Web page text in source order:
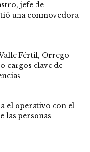
jefe de
una conmovedora
Fértil, Orrego
cargos clave de
el operativo con el
las personas